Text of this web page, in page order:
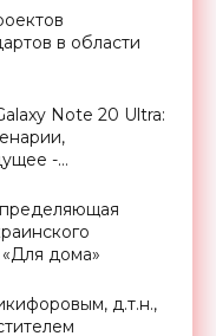
в области
Note 20 Ultra:
-
дома»
д.т.н.,